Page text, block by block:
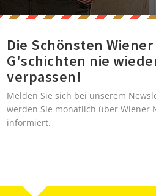
der VieVinum
Die Schönsten Wiener
G'schichten nie
verpassen!
Melden Sie sich bei unserem
werden Sie monatlich über Wiener
informiert.